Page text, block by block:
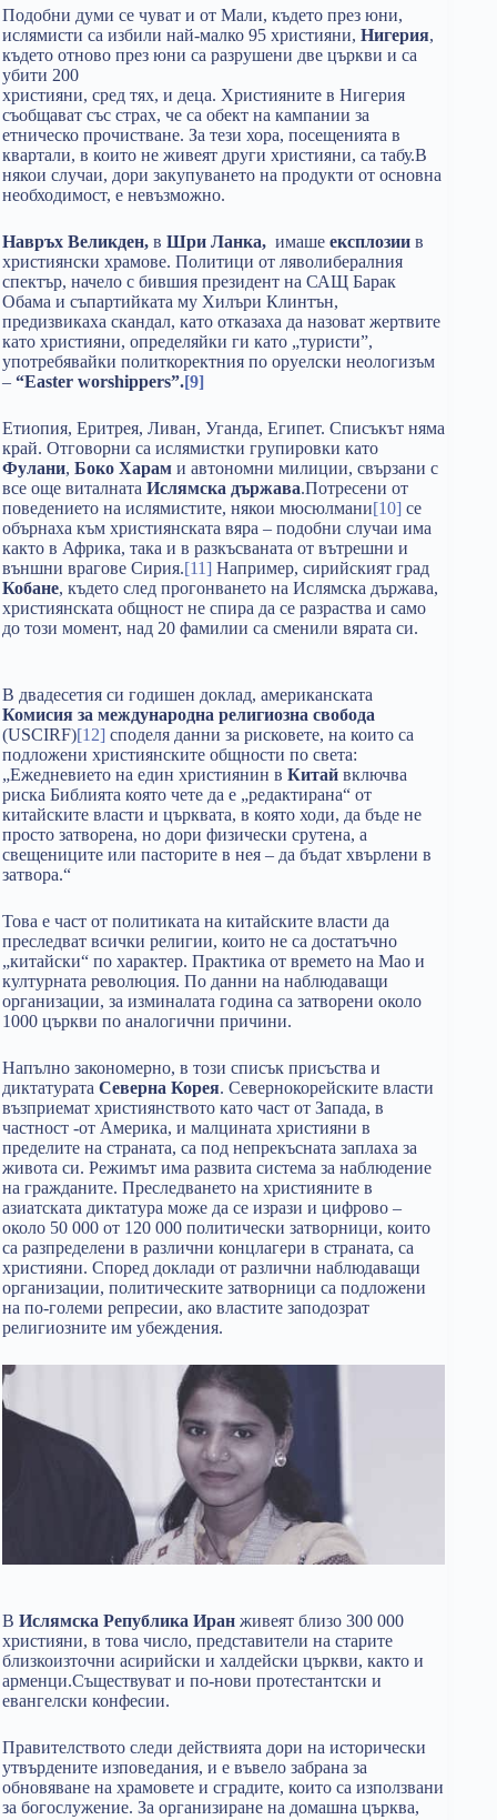
Подобни думи се чуват и от Мали, където през юни,
ислямисти са избили най-малко 95 християни, Нигерия,
където отново през юни са разрушени две църкви и са
убити 200
християни, сред тях, и деца. Християните в Нигерия
съобщават със страх, че са обект на кампании за
етническо прочистване. За тези хора, посещенията в
квартали, в които не живеят други християни, са табу.В
някои случаи, дори закупуването на продукти от основна
необходимост, е невъзможно.
Навръх Великден, в Шри Ланка, имаше експлозии в
християнски храмове. Политици от ляволибералния
спектър, начело с бившия президент на САЩ Барак
Обама и съпартийката му Хилъри Клинтън,
предизвикаха скандал, като отказаха да назоват жертвите
като християни, определяйки ги като „туристи”,
употребявайки политкоректния по оруелски неологизъм
– “Easter worshippers”.[9]
Етиопия, Еритрея, Ливан, Уганда, Египет. Списъкът няма
край. Отговорни са ислямистки групировки като
Фулани, Боко Харам и автономни милиции, свързани с
все още виталната Ислямска държава.Потресени от
поведението на ислямистите, някои мюсюлмани[10] се
обърнаха към християнската вяра – подобни случаи има
както в Африка, така и в разкъсваната от вътрешни и
външни врагове Сирия.[11] Например, сирийският град
Кобане, където след прогонването на Ислямска държава,
християнската общност не спира да се разраства и само
до този момент, над 20 фамилии са сменили вярата си.
В двадесетия си годишен доклад, американската
Комисия за международна религиозна свобода
(USCIRF)[12] споделя данни за рисковете, на които са
подложени християнските общности по света:
„Ежедневието на един християнин в Китай включва
риска Библията която чете да е „редактирана“ от
китайските власти и църквата, в която ходи, да бъде не
просто затворена, но дори физически срутена, а
свещениците или пасторите в нея – да бъдат хвърлени в
затвора.“
Това е част от политиката на китайските власти да
преследват всички религии, които не са достатъчно
„китайски“ по характер. Практика от времето на Мао и
културната революция. По данни на наблюдаващи
организации, за изминалата година са затворени около
1000 църкви по аналогични причини.
Напълно закономерно, в този списък присъства и
диктатурата Северна Корея. Севернокорейските власти
възприемат християнството като част от Запада, в
частност -от Америка, и малцината християни в
пределите на страната, са под непрекъсната заплаха за
живота си. Режимът има развита система за наблюдение
на гражданите. Преследването на християните в
азиатската диктатура може да се изрази и цифрово –
около 50 000 от 120 000 политически затворници, които
са разпределени в различни концлагери в страната, са
християни. Според доклади от различни наблюдаващи
организации, политическите затворници са подложени
на по-големи репресии, ако властите заподозрат
религиозните им убеждения.
В Ислямска Република Иран живеят близо 300 000
християни, в това число, представители на старите
близкоизточни асирийски и халдейски църкви, както и
арменци.Съществуват и по-нови протестантски и
евангелски конфесии.
Правителството следи действията дори на исторически
утвърдените изповедания, и е въвело забрана за
обновяване на храмовете и сградите, които са използвани
за богослужение. За организиране на домашна църква,